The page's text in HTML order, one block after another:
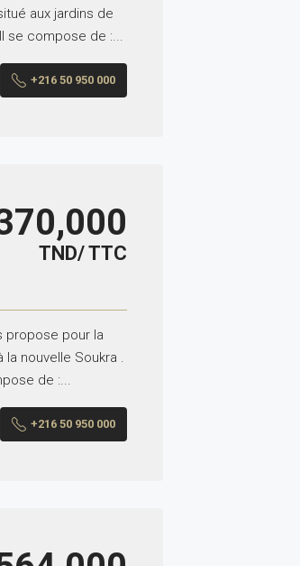
aux jardins de
se compose de :...
+216 50 950 000
TND/ TTC
propose pour la
nouvelle Soukra .
de :...
+216 50 950 000